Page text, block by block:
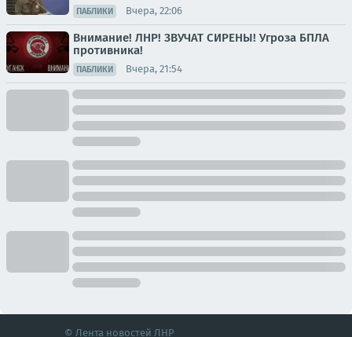
ПАБЛИКИ Вчера, 22:06
Внимание! ЛНР! ЗВУЧАТ СИРЕНЫ! Угроза БПЛА
противника!
ПАБЛИКИ Вчера, 21:54
© Лента новостей ЛНР